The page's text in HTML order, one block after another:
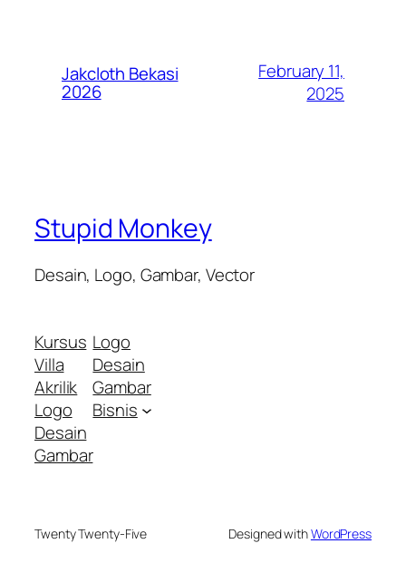
Jakcloth Bekasi
2026
February 11,
2025
Stupid Monkey
Desain, Logo, Gambar, Vector
Kursus
Villa
Akrilik
Logo
Desain
Gambar
Logo
Desain
Gambar
Bisnis
Twenty Twenty-Five Designed withWordPress